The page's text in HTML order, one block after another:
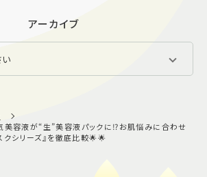
アーカイブ
容液が“生”美容液パックに⁉️お肌悩みに合わせ
クシリーズ』を徹底比較🌟🌟